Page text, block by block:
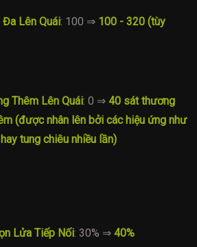
Lên Quái: 100 ⇒ 100 - 320 (tùy
Thêm Lên Quái: 0 ⇒ 40 sát thương
(được nhân lên bởi các hiệu ứng như
tung chiêu nhiều lần)
Lửa Tiếp Nối: 30% ⇒ 40%